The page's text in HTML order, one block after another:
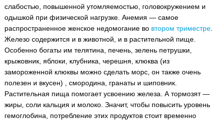
слабостью, повышенной утомляемостью, головокружением и
одышкой при физической нагрузке. Анемия — самое
распространенное женское недомогание во втором триместре.
Железо содержится и в животной, и в растительной пище.
Особенно богаты им телятина, печень, зелень петрушки,
крыжовник, яблоки, клубника, черешня, клюква (из
замороженной клюквы можно сделать морс, он также очень
полезен и вкусен) , смородина, гранаты и шиповник.
Растительная пища помогает усвоению железа. А тормозят —
жиры, соли кальция и молоко. Значит, чтобы повысить уровень
гемоглобина, потребление этих продуктов стоит временно